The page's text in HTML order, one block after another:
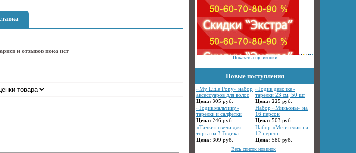
и отзывов пока нет
Показать ещё иконки
Новые поступления
«My Little Pony» набор
аксессуаров для волос
Цена: 305 руб.
«Годик девочке»
тарелки 23 см, 50 шт
Цена: 225 руб.
«Годик мальчику»
тарелки и салфетки
Цена: 246 руб.
Набор «Миньоны» на
16 персон
Цена: 503 руб.
«Тачки» свечи для
торта на 3 Годика
Цена: 309 руб.
Набор «Мстители» на
12 персон
Цена: 580 руб.
Весь список новинок